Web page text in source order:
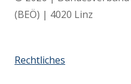
(BEÖ) | 4020 Linz
Rechtliches